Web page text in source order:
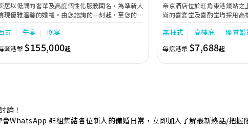
居以低調的奢華及高度個性化服務聞名，為準新人
現優雅溫馨的婚禮。由您諮詢的一刻起，至您的大
子，我們的專業團隊會為您攜手實現夢想婚禮。
式 午宴 晚宴
套港幣$155,000起
帝京酒店位於旺角東港鐵站之
尚的喜宴堂及喜酌堂均採用高
境寬敞，且備有LED幕牆、燈
最多可筵開40席，更配有水晶
婚禮。另外，空中花園深心薈
飽覽獅子山景致，適合舉行戶
店專業的宴會團隊提供貼心服
無柱式 高樓底 優質婚
每席港幣$7,688起
論！
WhatsApp 群組集結各位新人的備婚日常，立即加入了解最新熱話/把握